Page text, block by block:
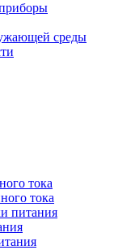
среды
тока
тока
питания